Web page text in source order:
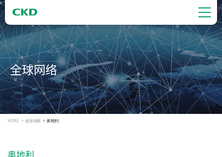
全球网络
HOME 全球网络 奥地利
奥地利